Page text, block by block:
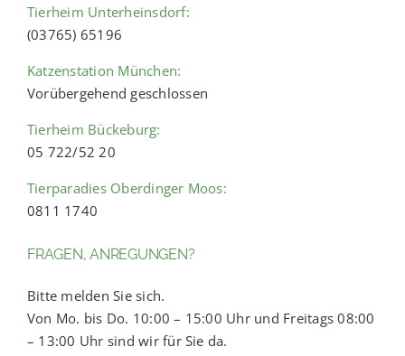
Tierheim Unterheinsdorf:
(03765) 65196
Katzenstation München:
Vorübergehend geschlossen
Tierheim Bückeburg:
05 722/52 20
Tierparadies Oberdinger Moos:
0811 1740
FRAGEN, ANREGUNGEN?
Bitte melden Sie sich.
Von Mo. bis Do. 10:00 – 15:00 Uhr und Freitags 08:00
– 13:00 Uhr sind wir für Sie da.